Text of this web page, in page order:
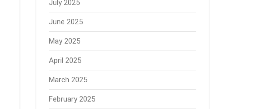
July 2025
June 2025
May 2025
April 2025
March 2025
February 2025